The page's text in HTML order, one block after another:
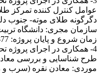
عوامل کنترل کننده تمرکز
دگرگونه طلای موته- جنوب
زمان شروع و پایان پروژه: 1377-1386
4- همکاری در اجرای پروژه
طرح شناسايی و بررسی
موردی: معادن نقره (سرب و